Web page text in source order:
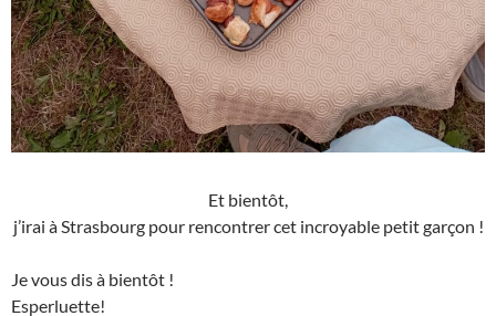
Et bientôt,
j’irai à Strasbourg pour rencontrer cet incroyable petit garçon !
Je vous dis à bientôt !
Esperluette!